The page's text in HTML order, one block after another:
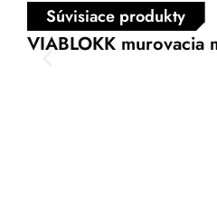
Súvisiace produkty
VIABLOKK murovacia